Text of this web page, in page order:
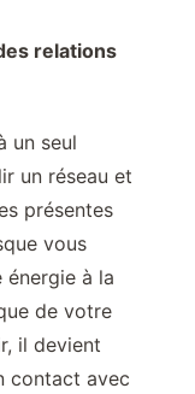
relations
un seul
un réseau et
présentes
vous
à la
de votre
il devient
contact avec